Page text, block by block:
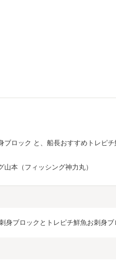
ブロック と、船長おすすめトレピ
山本（フィッシング神力丸）
身ブロックとトレピチ鮮魚お刺身ブ